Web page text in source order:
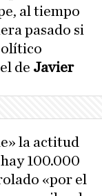
al tiempo
pasado si
de Javier
la actitud
100.000
«por el